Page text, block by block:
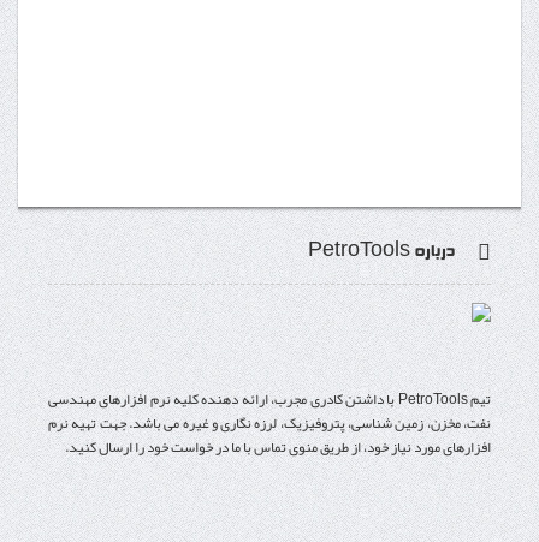
درباره PetroTools
تیم PetroTools با داشتن کادری مجرب، ارائه دهنده کلیه نرم افزارهای مهندسی
نفت، مخزن، زمین شناسی، پتروفیزیک، لرزه نگاری و غیره می باشد. جهت تهیه نرم
افزارهای مورد نیاز خود، از طریق منوی تماس با ما در خواست خود را ارسال کنید.